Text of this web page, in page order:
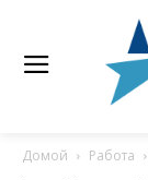
Домой Работа